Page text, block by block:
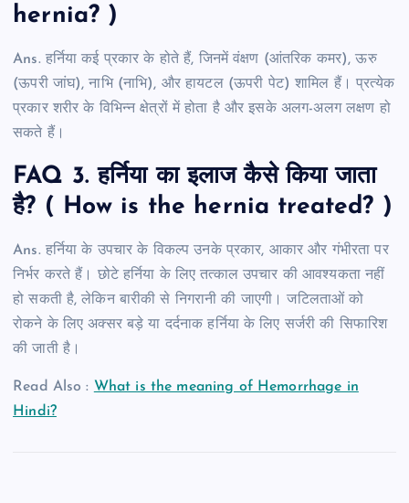
hernia? )
Ans. हर्निया कई प्रकार के होते हैं, जिनमें वंक्षण (आंतरिक कमर), ऊरु
(ऊपरी जांघ), नाभि (नाभि), और हायटल (ऊपरी पेट) शामिल हैं। प्रत्येक
प्रकार शरीर के विभिन्न क्षेत्रों में होता है और इसके अलग-अलग लक्षण हो
सकते हैं।
FAQ 3. हर्निया का इलाज कैसे किया जाता
है? ( How is the hernia treated? )
Ans. हर्निया के उपचार के विकल्प उनके प्रकार, आकार और गंभीरता पर
निर्भर करते हैं। छोटे हर्निया के लिए तत्काल उपचार की आवश्यकता नहीं
हो सकती है, लेकिन बारीकी से निगरानी की जाएगी। जटिलताओं को
रोकने के लिए अक्सर बड़े या दर्दनाक हर्निया के लिए सर्जरी की सिफारिश
की जाती है।
Read Also : What is the meaning of Hemorrhage in
Hindi?